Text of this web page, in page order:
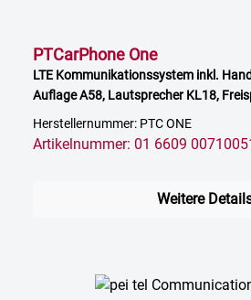
PTCarPhone One
LTE Kommunikationssystem inkl.
Auflage A58, Lautsprecher KL18,
Verlängerungskabel für HA 2,5 m, EU
Herstellernummer: PTC ONE
Artikelnummer: 01 6609
Weitere